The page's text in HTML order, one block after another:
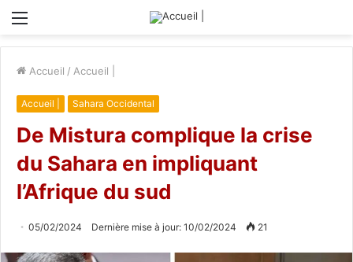
Menu
Accueil / Accueil |
Accueil | Sahara Occidental
De Mistura complique la crise
du Sahara en impliquant
l’Afrique du sud
05/02/2024 Dernière mise à jour: 10/02/2024 21